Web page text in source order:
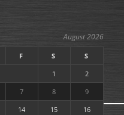
August 2026
F S
S
1
2
7 8
9
14 15
16